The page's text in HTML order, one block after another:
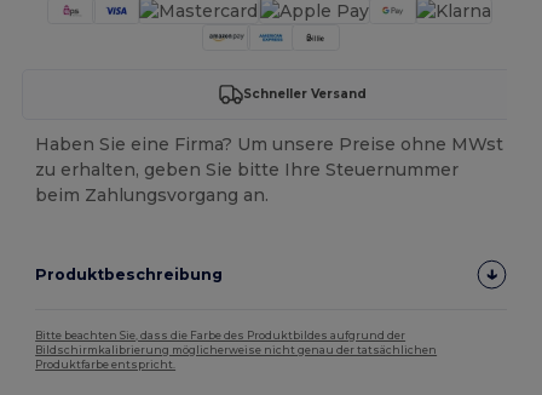
Schneller Versand
Haben Sie eine Firma? Um unsere Preise ohne MWst
zu erhalten, geben Sie bitte Ihre Steuernummer
beim Zahlungsvorgang an.
Produktbeschreibung
Bitte beachten Sie, dass die Farbe des Produktbildes aufgrund der
Bildschirmkalibrierung möglicherweise nicht genau der tatsächlichen
Produktfarbe entspricht.